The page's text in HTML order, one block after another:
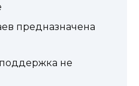
предназначена
не